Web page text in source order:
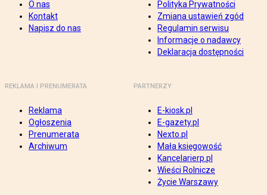
O nas
Kontakt
Napisz do nas
Polityka Prywatności
Zmiana ustawień zgód
Regulamin serwisu
Informacje o nadawcy
Deklaracja dostępności
REKLAMA I PRENUMERATA
Reklama
Ogłoszenia
Prenumerata
Archiwum
PARTNERZY
E-kiosk.pl
E-gazety.pl
Nexto.pl
Mała księgowość
Kancelarierp.pl
Wieści Rolnicze
Życie Warszawy